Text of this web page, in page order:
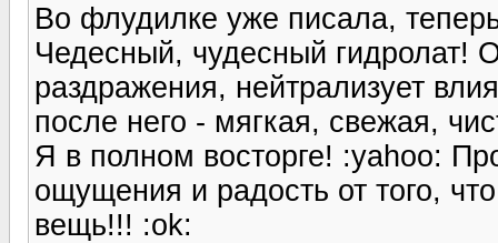
Во флудилке уже писала,
Чедесный, чудесный гидролат!
раздражения, нейтрализует
после него - мягкая, свежая,
Я в полном восторге! :yahoo:
ощущения и радость от того,
вещь!!! :ok: